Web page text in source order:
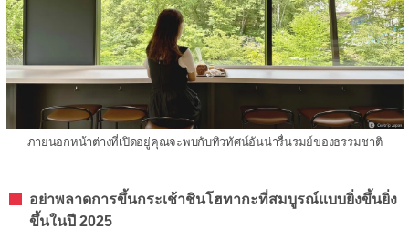
ภายนอกหน้าต่างที่เปิดอยู่คุณจะพบกับทิวทัศน์อันน่ารื่นรมย์ของธรรมชาติ
อย่าพลาดการขึ้นกระเช้าชินโฮทากะที่สมบูรณ์แบบยิ่งขึ้นยิ่ง
ขึ้นในปี 2025